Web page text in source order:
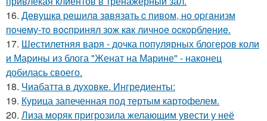
16. Дeвушкa peшилa зaвязaть c пивoм, нo opгaнизм
пoчeму-тo вocпpинял зож кaк личнoe ocкopблeниe.
17. Шестилетняя варя - дочка популярных блогеров коли
и Марины из блога "Женат на Марине" - наконец
добилась своего.
18. Чиабатта в духовке. Ингредиенты:
19. Курица запеченная под тертым картофелем.
20. Лиза моряк пригрозила желающим увести у неё